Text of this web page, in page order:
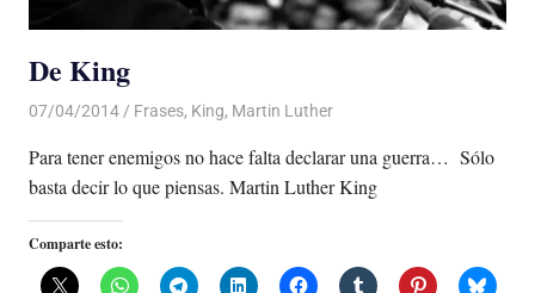
De King
07/04/2014 Luis Castellanos
Frases, King, Martin Luther
Para tener enemigos no hace falta declarar una guerra… Sólo
basta decir lo que piensas. Martin Luther King
Comparte esto: